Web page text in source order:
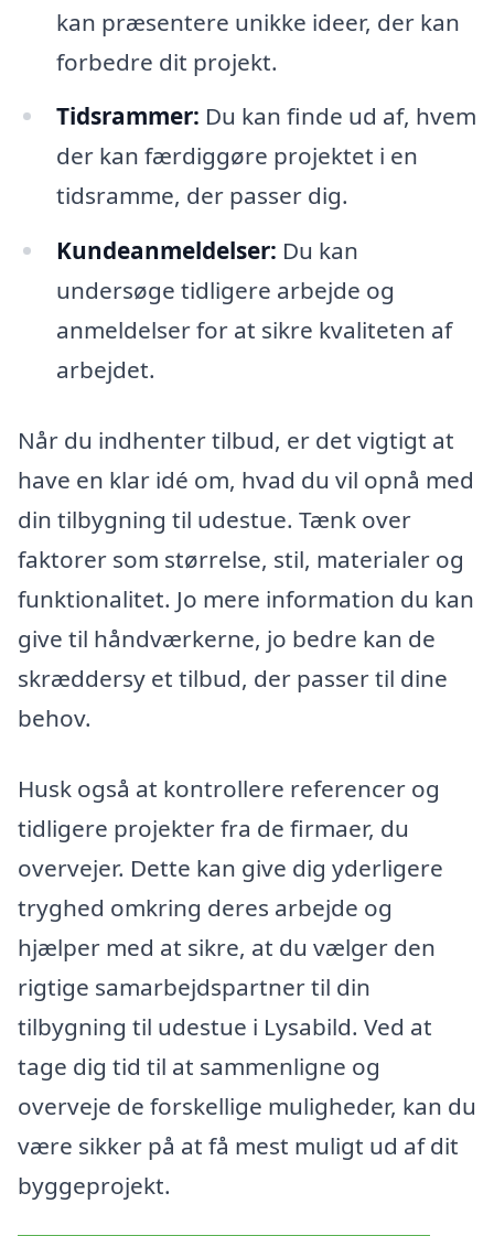
kan præsentere unikke ideer, der kan
forbedre dit projekt.
Tidsrammer: Du kan finde ud af, hvem
der kan færdiggøre projektet i en
tidsramme, der passer dig.
Kundeanmeldelser: Du kan
undersøge tidligere arbejde og
anmeldelser for at sikre kvaliteten af
arbejdet.
Når du indhenter tilbud, er det vigtigt at
have en klar idé om, hvad du vil opnå med
din tilbygning til udestue. Tænk over
faktorer som størrelse, stil, materialer og
funktionalitet. Jo mere information du kan
give til håndværkerne, jo bedre kan de
skræddersy et tilbud, der passer til dine
behov.
Husk også at kontrollere referencer og
tidligere projekter fra de firmaer, du
overvejer. Dette kan give dig yderligere
tryghed omkring deres arbejde og
hjælper med at sikre, at du vælger den
rigtige samarbejdspartner til din
tilbygning til udestue i Lysabild. Ved at
tage dig tid til at sammenligne og
overveje de forskellige muligheder, kan du
være sikker på at få mest muligt ud af dit
byggeprojekt.